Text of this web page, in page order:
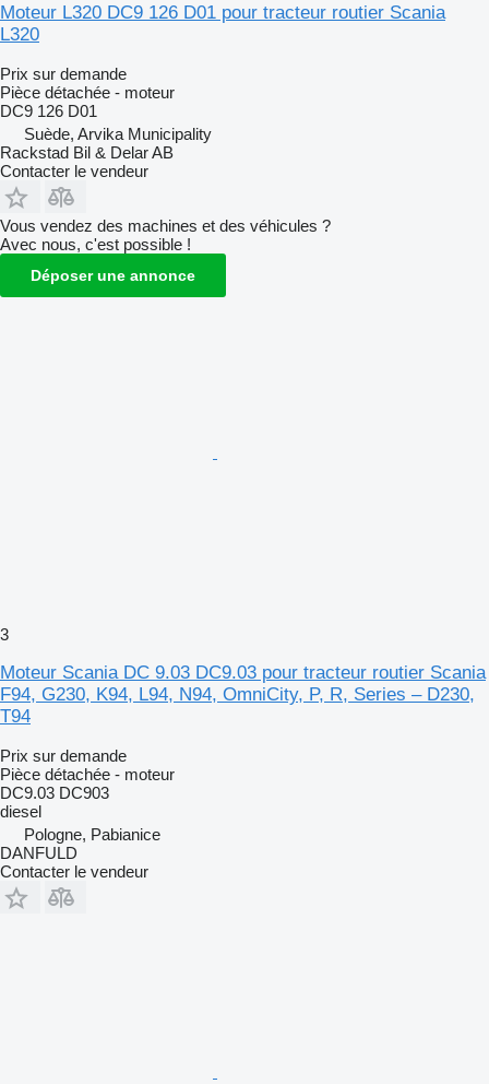
Moteur L320 DC9 126 D01 pour tracteur routier Scania
L320
Prix sur demande
Pièce détachée - moteur
DC9 126 D01
Suède, Arvika Municipality
Rackstad Bil & Delar AB
Contacter le vendeur
Vous vendez des machines et des véhicules ?
Avec nous, c'est possible !
Déposer une annonce
3
Moteur Scania DC 9.03 DC9.03 pour tracteur routier Scania
F94, G230, K94, L94, N94, OmniCity, P, R, Series – D230,
T94
Prix sur demande
Pièce détachée - moteur
DC9.03 DC903
diesel
Pologne, Pabianice
DANFULD
Contacter le vendeur